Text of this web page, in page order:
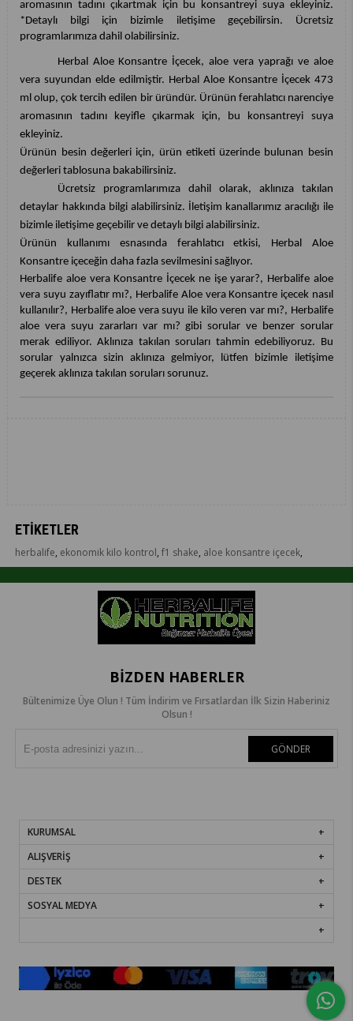
aromasının tadını çıkartmak için bu konsantreyi suya ekleyiniz.
*Detaylı bilgi için bizimle iletişime geçebilirsin. Ücretsiz
programlarımıza dahil olabilirsiniz.
Herbal Aloe Konsantre İçecek, aloe vera yaprağı ve aloe
vera suyundan elde edilmiştir. Herbal Aloe Konsantre İçecek 473
ml olup, çok tercih edilen bir üründür. Ürünün ferahlatıcı narenciye
aromasının tadını keyifle çıkarmak için, bu konsantreyi suya
ekleyiniz.
Ürünün besin değerleri için, ürün etiketi üzerinde bulunan besin
değerleri tablosuna bakabilirsiniz.
Ücretsiz programlarımıza dahil olarak, aklınıza takılan
detaylar hakkında bilgi alabilirsiniz. İletişim kanallarımız aracılığı ile
bizimle iletişime geçebilir ve detaylı bilgi alabilirsiniz.
Ürünün kullanımı esnasında ferahlatıcı etkisi, Herbal Aloe
Konsantre içeceğin daha fazla sevilmesini sağlıyor.
Herbalife aloe vera Konsantre İçecek ne işe yarar?, Herbalife aloe
vera suyu zayıflatır mı?, Herbalife Aloe vera Konsantre içecek nasıl
kullanılır?, Herbalife aloe vera suyu ile kilo veren var mı?, Herbalife
aloe vera suyu zararları var mı? gibi sorular ve benzer sorular
merak ediliyor. Aklınıza takılan soruları tahmin edebiliyoruz. Bu
sorular yalnızca sizin aklınıza gelmiyor, lütfen bizimle iletişime
geçerek aklınıza takılan soruları sorunuz.
ETIKETLER
herbalife, ekonomik kilo kontrol, f1 shake, aloe konsantre içecek,
BIZDEN HABERLER
Bültenimize Üye Olun ! Tüm İndirim ve Fırsatlardan İlk Sizin Haberiniz
Olsun !
GÖNDER
KURUMSAL
ALIŞVERİŞ
DESTEK
SOSYAL MEDYA